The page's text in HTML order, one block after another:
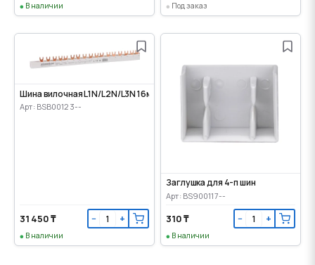
В наличии Под заказ
Шина вилочная L1N/L2N/L3N 16мм.кв, 1 метр, BSB
Арт: BSB00123--
31 450 ₸ − +
В наличии
Заглушка для 4-п шин
Арт: BS900117--
310 ₸ − +
В наличии